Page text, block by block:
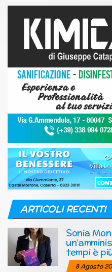
ARTICOLI RECENTI
Sonia
tempi è
8 Agosto